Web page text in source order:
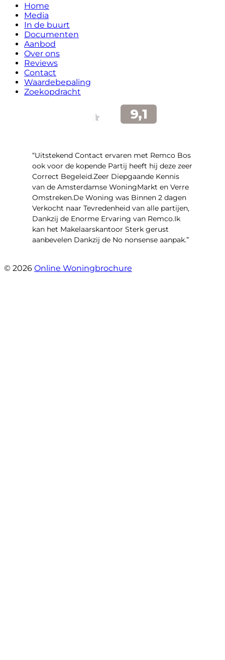
Home
Media
In de buurt
Documenten
Aanbod
Over ons
Reviews
Contact
Waardebepaling
Zoekopdracht
“Uitstekend Contact ervaren met Remco Bos
ook voor de kopende Partij heeft hij deze zeer
Correct Begeleid.Zeer Diepgaande Kennis
van de Amsterdamse WoningMarkt en Verre
Omstreken.De Woning was Binnen 2 dagen
Verkocht naar Tevredenheid van alle partijen,
Dankzij de Enorme Ervaring van Remco.Ik
kan het Makelaarskantoor Sterk gerust
aanbevelen Dankzij de No nonsense aanpak.”
© 2026 Online Woningbrochure